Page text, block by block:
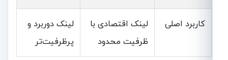
کاربرد اصلی
لینک اقتصادی با
ظرفیت محدود
لینک دوربرد و
پرظرفیت‌تر